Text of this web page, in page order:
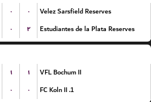
۰ ۰
Velez Sarsfield Reserves
۰ ۲ Estudiantes de la Plata Reserves
۱ ۱
VFL Bochum II
۰ ۰ 1. FC Koln II